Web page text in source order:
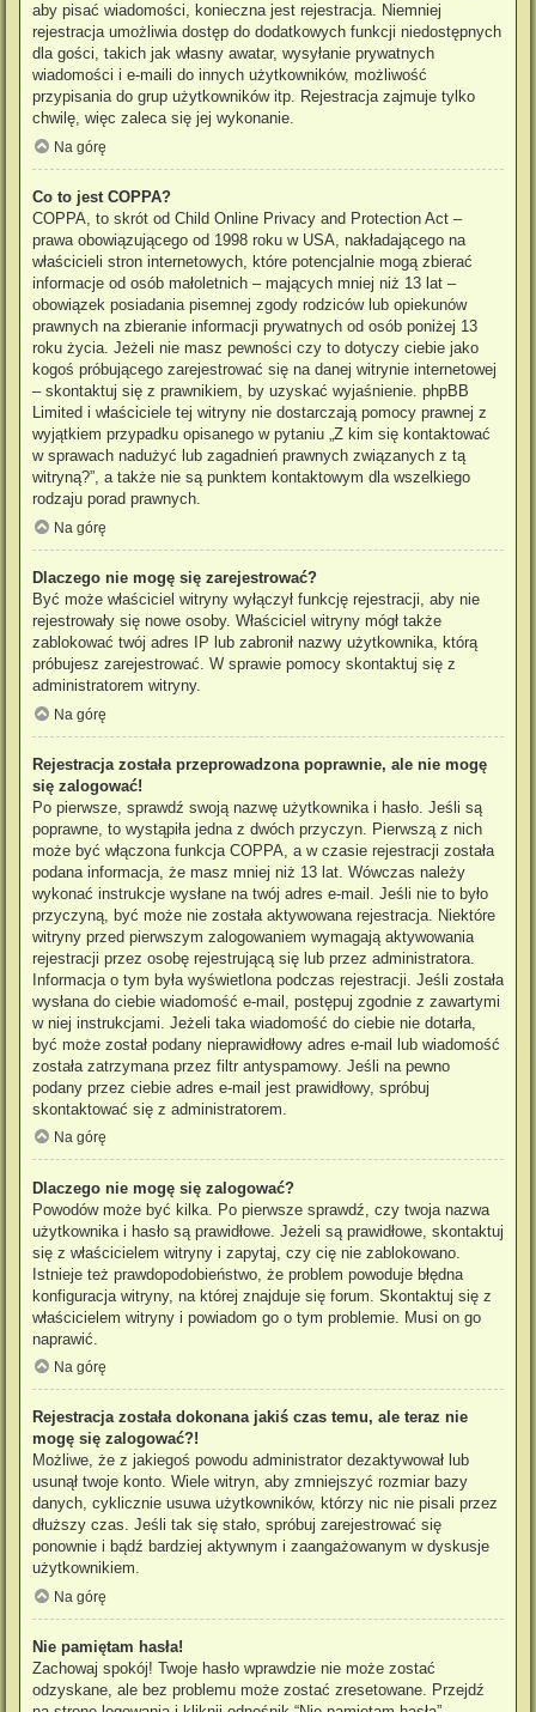
aby pisać wiadomości, konieczna jest rejestracja. Niemniej
rejestracja umożliwia dostęp do dodatkowych funkcji niedostępnych
dla gości, takich jak własny awatar, wysyłanie prywatnych
wiadomości i e-maili do innych użytkowników, możliwość
przypisania do grup użytkowników itp. Rejestracja zajmuje tylko
chwilę, więc zaleca się jej wykonanie.
Na górę
Co to jest COPPA?
COPPA, to skrót od Child Online Privacy and Protection Act –
prawa obowiązującego od 1998 roku w USA, nakładającego na
właścicieli stron internetowych, które potencjalnie mogą zbierać
informacje od osób małoletnich – mających mniej niż 13 lat –
obowiązek posiadania pisemnej zgody rodziców lub opiekunów
prawnych na zbieranie informacji prywatnych od osób poniżej 13
roku życia. Jeżeli nie masz pewności czy to dotyczy ciebie jako
kogoś próbującego zarejestrować się na danej witrynie internetowej
– skontaktuj się z prawnikiem, by uzyskać wyjaśnienie. phpBB
Limited i właściciele tej witryny nie dostarczają pomocy prawnej z
wyjątkiem przypadku opisanego w pytaniu „Z kim się kontaktować
w sprawach nadużyć lub zagadnień prawnych związanych z tą
witryną?”, a także nie są punktem kontaktowym dla wszelkiego
rodzaju porad prawnych.
Na górę
Dlaczego nie mogę się zarejestrować?
Być może właściciel witryny wyłączył funkcję rejestracji, aby nie
rejestrowały się nowe osoby. Właściciel witryny mógł także
zablokować twój adres IP lub zabronił nazwy użytkownika, którą
próbujesz zarejestrować. W sprawie pomocy skontaktuj się z
administratorem witryny.
Na górę
Rejestracja została przeprowadzona poprawnie, ale nie mogę
się zalogować!
Po pierwsze, sprawdź swoją nazwę użytkownika i hasło. Jeśli są
poprawne, to wystąpiła jedna z dwóch przyczyn. Pierwszą z nich
może być włączona funkcja COPPA, a w czasie rejestracji została
podana informacja, że masz mniej niż 13 lat. Wówczas należy
wykonać instrukcje wysłane na twój adres e-mail. Jeśli nie to było
przyczyną, być może nie została aktywowana rejestracja. Niektóre
witryny przed pierwszym zalogowaniem wymagają aktywowania
rejestracji przez osobę rejestrującą się lub przez administratora.
Informacja o tym była wyświetlona podczas rejestracji. Jeśli została
wysłana do ciebie wiadomość e-mail, postępuj zgodnie z zawartymi
w niej instrukcjami. Jeżeli taka wiadomość do ciebie nie dotarła,
być może został podany nieprawidłowy adres e-mail lub wiadomość
została zatrzymana przez filtr antyspamowy. Jeśli na pewno
podany przez ciebie adres e-mail jest prawidłowy, spróbuj
skontaktować się z administratorem.
Na górę
Dlaczego nie mogę się zalogować?
Powodów może być kilka. Po pierwsze sprawdź, czy twoja nazwa
użytkownika i hasło są prawidłowe. Jeżeli są prawidłowe, skontaktuj
się z właścicielem witryny i zapytaj, czy cię nie zablokowano.
Istnieje też prawdopodobieństwo, że problem powoduje błędna
konfiguracja witryny, na której znajduje się forum. Skontaktuj się z
właścicielem witryny i powiadom go o tym problemie. Musi on go
naprawić.
Na górę
Rejestracja została dokonana jakiś czas temu, ale teraz nie
mogę się zalogować?!
Możliwe, że z jakiegoś powodu administrator dezaktywował lub
usunął twoje konto. Wiele witryn, aby zmniejszyć rozmiar bazy
danych, cyklicznie usuwa użytkowników, którzy nic nie pisali przez
dłuższy czas. Jeśli tak się stało, spróbuj zarejestrować się
ponownie i bądź bardziej aktywnym i zaangażowanym w dyskusje
użytkownikiem.
Na górę
Nie pamiętam hasła!
Zachowaj spokój! Twoje hasło wprawdzie nie może zostać
odzyskane, ale bez problemu może zostać zresetowane. Przejdź